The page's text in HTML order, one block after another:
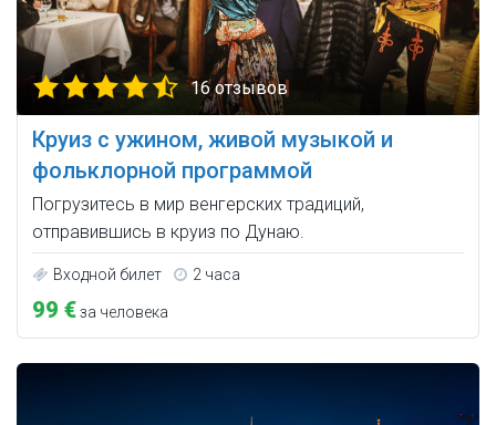
16 отзывов
Круиз с ужином, живой музыкой и
фольклорной программой
Погрузитесь в мир венгерских традиций,
отправившись в круиз по Дунаю.
Входной билет 2 часа
99 €за человека